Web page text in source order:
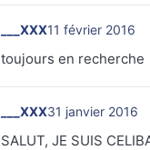
___XXX11 février 2016
toujours en recherche
___XXX31 janvier 2016
SALUT, JE SUIS